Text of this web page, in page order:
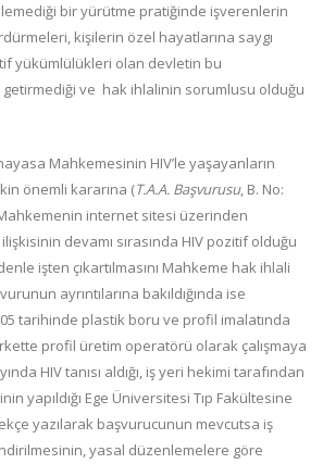
bir yürütme pratiğinde işverenlerin
kişilerin özel hayatlarına saygı
yükümlülükleri olan devletin bu
ve hak ihlalinin sorumlusu olduğu
Mahkemesinin HIV’le yaşayanların
önemli kararına (T.A.A. Başvurusu, B. No:
internet sitesi üzerinden
ilişkisinin devamı sırasında HIV pozitif olduğu
işten çıkartılmasını Mahkeme hak ihlali
ayrıntılarına bakıldığında ise
tarihinde plastik boru ve profil imalatında
profil üretim operatörü olarak çalışmaya
HIV tanısı aldığı, iş yeri hekimi tarafından
yapıldığı Ege Üniversitesi Tıp Fakültesine
yazılarak başvurucunun mevcutsa iş
yasal düzenlemelere göre